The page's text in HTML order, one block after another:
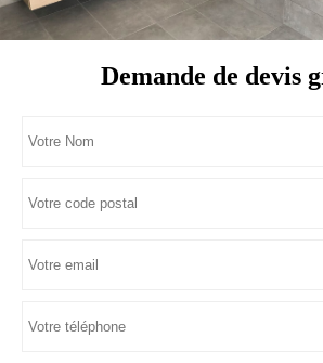
Demande de devis